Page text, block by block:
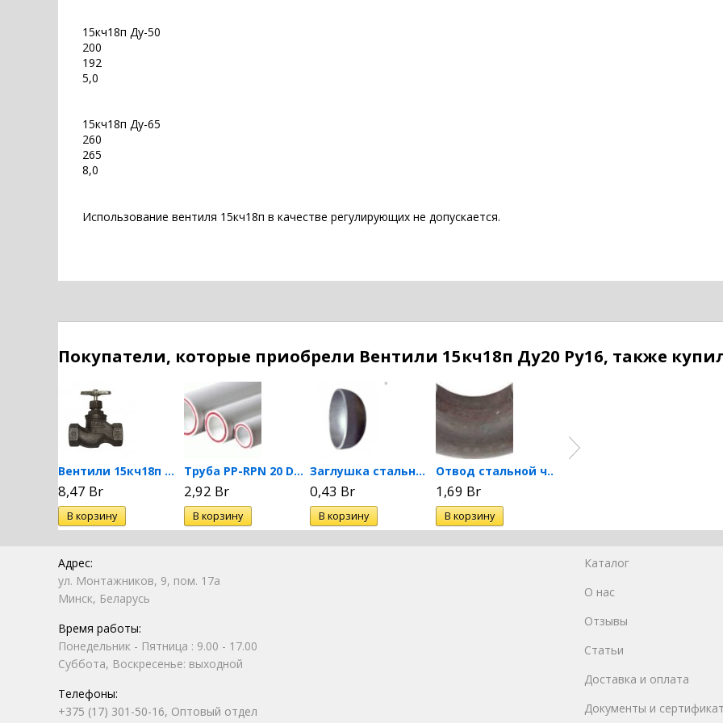
15кч18п Ду-50
200
192
5,0
15кч18п Ду-65
260
265
8,0
Использование вентиля 15кч18п в качестве регулирующих не допускается.
Покупатели, которые приобрели Вентили 15кч18п Ду20 Ру16, также
Вентили 15кч18п Ду15 Ру16
8,47 Br
Труба PP-RPN 20 DN 32...
2,92 Br
Заглушка стальная черная...
0,43 Br
Отвод стальной черный...
1,69 Br
Адрес:
ул. Монтажников, 9, пом. 17а
Минск, Беларусь
Время работы:
Понедельник - Пятница : 9.00 - 17.00
Суббота, Воскресенье: выходной
Телефоны:
+375 (17) 301-50-16, Оптовый отдел
Каталог
О нас
Отзывы
Статьи
Доставка и оплата
Документы и